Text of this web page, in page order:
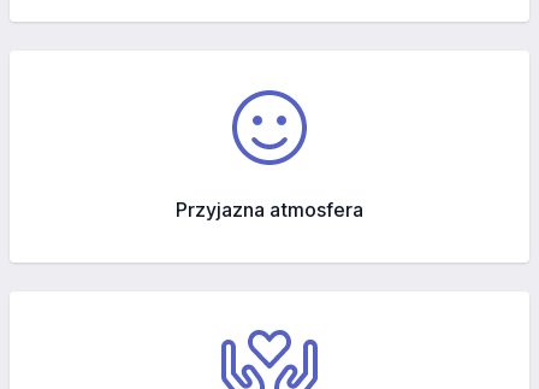
Przyjazna atmosfera